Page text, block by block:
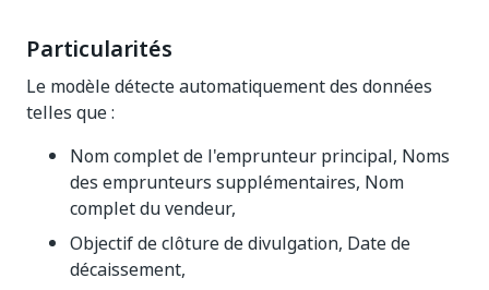
Particularités
Le modèle détecte automatiquement des données
telles que :
Nom complet de l'emprunteur principal, Noms
des emprunteurs supplémentaires, Nom
complet du vendeur,
Objectif de clôture de divulgation, Date de
décaissement,